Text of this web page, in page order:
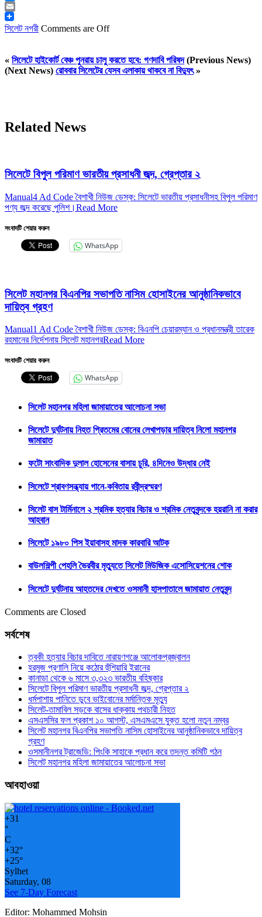
Messenger
Email
সিলেট নগরী Comments are Off
« সিলেটে হাইকোর্ট বেঞ্চ পুনরায় চালু করতে হবে: গণদাবি পরিষদ(Previous News)
(Next News) রোববার সিলেটের যেসব এলাকায় থাকবে না বিদ্যুৎ»
Related News
সিলেটে বিপুল পরিমাণ ভারতীয় প্রসাধনী জব্দ, গ্রেপ্তার ২
Manual4 Ad Code বৈশাখী নিউজ ডেস্ক: সিলেটে ভারতীয় প্রসাধনীসহ বিপুল পরিমাণ
পণ্য জব্দ করেছে পুলিশ। Read More
সংবাদটি শেয়ার করুন
WhatsApp
সিলেট মহানগর বিএনপির সভাপতি নাসিম হোসাইনের আনুষ্ঠানিকভাবে
দায়িত্ব গ্রহণ
Manual1 Ad Code বৈশাখী নিউজ ডেস্ক: বিএনপি চেয়ারম্যান ও প্রধানমন্ত্রী তারেক
রহমানের নির্দেশনায় সিলেট মহানগরRead More
সংবাদটি শেয়ার করুন
WhatsApp
সিলেট মহানগর মহিলা জামায়াতের আলোচনা সভা
সিলেটে দুর্ঘটনায় নিহত প্রিতমের বোনের লেখাপড়ার দায়িত্ব নিলো মহানগর
জামায়াত
ফটো সাংবাদিক দুলাল হোসেনের বাসায় চুরি, ৪দিনেও উদ্ধার নেই
সিলেটে শ্রাবণসন্ধ্যায় গানে-কবিতায় রবীন্দ্রস্মরণ
সিলেট বাস টার্মিনালে ২ শ্রমিক হত্যার বিচার ও শ্রমিক নেতৃবৃন্দকে হয়রানি না করার
আহবান
সিলেটে ১৯৮০ পিস ইয়াবাসহ মাদক কারবারি আটক
বাউলশিল্পী পেহলি ভৈরবীর মৃত্যুতে সিলেট মিউজিক এসোসিয়েশনের শোক
সিলেটে দুর্ঘটনায় আহতদের দেখতে ওসমানী হাসপাতালে জামায়াত নেতৃবৃন্দ
Comments are Closed
সর্বশেষ
ত্বকী হত্যার বিচার দাবিতে নারায়ণগঞ্জে আলোকপ্রজ্বালন
হরমুজ প্রণালি নিয়ে কঠোর হুঁশিয়ারি ইরানের
কানাডা থেকে ৬ মাসে ৩,৩২৩ ভারতীয় বহিষ্কার
সিলেটে বিপুল পরিমাণ ভারতীয় প্রসাধনী জব্দ, গ্রেপ্তার ২
ধর্মপাশায় পানিতে ডুবে ভাইবোনের মর্মান্তিক মৃত্যু
সিলেট-তামাবিল সড়কে বাসের ধাক্কায় পথচারী নিহত
এসএসসির ফল প্রকাশ ১০ আগস্ট, এসএমএসে যুক্ত হলো নতুন নম্বর
সিলেট মহানগর বিএনপির সভাপতি নাসিম হোসাইনের আনুষ্ঠানিকভাবে দায়িত্ব
গ্রহণ
ওসমানীনগর ট্রাজেডি: পিংকি সাহাকে প্রধান করে তদন্ত কমিটি গঠন
সিলেট মহানগর মহিলা জামায়াতের আলোচনা সভা
আবহাওয়া
+31
°
C
+32°
+25°
Sylhet
Saturday, 08
See 7-Day Forecast
Editor: Mohammed Mohsin